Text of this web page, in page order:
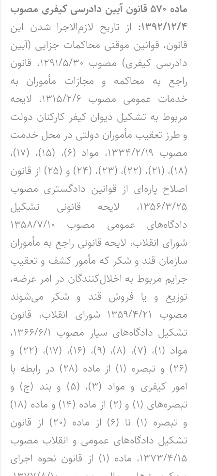
ماده ۵۷۰ قانون آیین دادرسی کیفری مصوب
۱۳۹۲/۱۲/۴:
از تاریخ لازم‌الاجرا شدن این
قانون، قوانین موقتی محاکمات جزایی (آیین
دادرسی کیفری) مصوب ۱۲۹۱/۵/۳۰، قانون
راجع به محاکمه و مجازات مأموران به
خدمات عمومی مصوب ۱۳۱۵/۲/۶، لایحه
مربوط به تشکیل دیوان کیفر کارکنان دولت
و طرز تعقیب مأموران دولتی در محل خدمت
مصوب ۱۳۳۴/۲/۱۹، مواد (۶)، (۱۵)، (۱۷)،
(۱۸)، (۲۱)، (۲۲)، (۲۳)، (۲۴) و (۲۵) از قانون
اصلاح پاره‌ای از قوانین دادگستری مصوب
۱۳۵۶/۳/۲۵، لایحه قانونی تشکیل
دادگاه‌های عمومی مصوب ۱۳۵۸/۷/۱۰
شورای انقلاب، لایحه قانونی راجع به مأموران
سازمان قند و شکر که مأمور کشف و تعقیب
جرایم مربوط به اخلال‌کنندگان در امر عرضه،
توزیع و یا فروش قند و شکر می‌شوند
مصوب ۱۳۵۹/۴/۲۱ شورای انقلاب، قانون
تشکیل دادگاه‌های سیار مصوب ۱۳۶۶/۶/۱،
مواد (۱)، (۷)، (۸)، (۹)، (۱۶)، (۱۷)، (۲۲) و
(۲۶) و تبصره (۱) از ماده (۲۸) در رابطه با
امور کیفری و مواد (۳)، (۵) و بند (ج) و
تبصره‌های (۱) و (۲) از ماده (۱۴) و ماده (۱۸)
و تبصره (۱) تا (۶) از ماده (۲۰) از قانون
تشکیل دادگاه‌های عمومی و انقلاب مصوب
۱۳۷۳/۴/۱۵، ماده (۱) از قانون نحوه اجرای